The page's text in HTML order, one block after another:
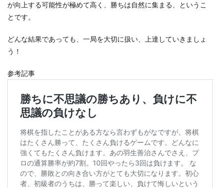
が向上する可能性が極めて高く、勝ちは自然に集まる、というこ
とです。
どんな結果であっても、一局を大切に扱い、上達していきましょ
う！
参考記事